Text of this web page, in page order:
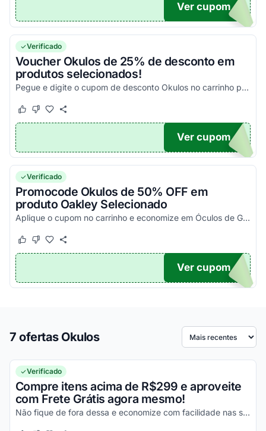
NS
Ver cupom
Verificado
Voucher Okulos de 25% de desconto em
produtos selecionados!
Pegue e digite o cupom de desconto Okulos no carrinho para aproveitar esse mega desconto em produtos dessa seleção!
Este cupom funcionou
Este cupom não funcionou
FF
Ver cupom
Verificado
Promocode Okulos de 50% OFF em
produto Oakley Selecionado
Aplique o cupom no carrinho e economize em Óculos de Grau Oakley PLANK 2.0 OX8081 Tartaruga Softcoat Tam 51.
Este cupom funcionou
Este cupom não funcionou
Y50
Ver cupom
7 ofertas Okulos Ordenar por
Verificado
Compre itens acima de R$299 e aproveite
com Frete Grátis agora mesmo!
Não fique de fora dessa e economize com facilidade nas suas compras!